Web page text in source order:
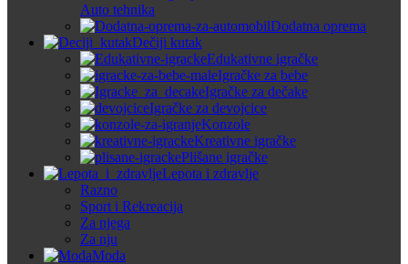
Auto tehnika
Dodatna oprema
Dečiji kutak
Edukativne igračke
Igračke za bebe
Igračke za dečake
Igračke za devojcice
Konzole
Kreativne igračke
Plišane igračke
Lepota i zdravlje
Razno
Sport i Rekreacija
Za njega
Za nju
Moda